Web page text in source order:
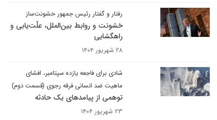
رفتار و گفتار رئیس جمهور خشونت‌ساز
خشونت و روابط بین‌الملل، علّت‌یابی و
راهگشایی
۲۸ شهریور ۱۴۰۴
شادی برای فاجعه یازده سپتامبر، افشای
ماهیت ضد انسانی فرقه رجوی (قسمت دوم)
توهمی از پیامدهای یک حادثه
۲۳ شهریور ۱۴۰۴